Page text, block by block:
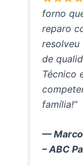
forno
reparo
resolveu
de
Técnico
família!”
—
– ABC